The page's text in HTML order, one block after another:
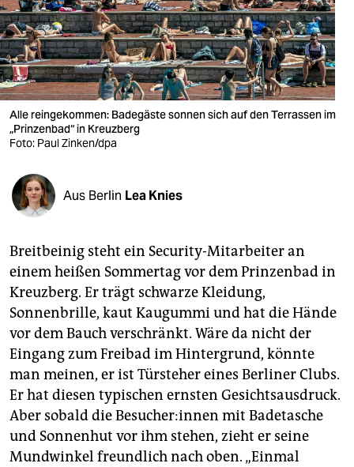
verlag
verlag
veranstaltungen
shop
fragen & hilfe
unterstützen
abo
genossenschaft
epaper login
Alle reingekommen: Badegäste sonnen sich auf den Terrassen im
„Prinzenbad“ in Kreuzberg
Foto: Paul Zinken/dpa
Aus Berlin Lea Knies
Breitbeinig steht ein Security-Mitarbeiter an
einem heißen Sommertag vor dem Prinzenbad in
Kreuzberg. Er trägt schwarze Kleidung,
Sonnenbrille, kaut Kaugummi und hat die Hände
vor dem Bauch verschränkt. Wäre da nicht der
Eingang zum Freibad im Hintergrund, könnte
man meinen, er ist Türsteher eines Berliner Clubs.
Er hat diesen typischen ernsten Gesichtsausdruck.
Aber sobald die Be­su­che­r:in­nen mit Badetasche
und Sonnenhut vor ihm stehen, zieht er seine
Mundwinkel freundlich nach oben. „Einmal